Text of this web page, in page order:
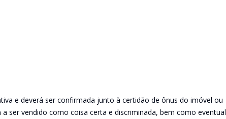
e deverá ser confirmada junto à certidão de ônus do imóvel ou
ser vendido como coisa certa e discriminada, bem como eventual